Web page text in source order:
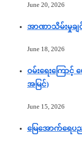
June 20, 2026
အာဏာသိမ်းမှုချ
June 18, 2026
ဝမ်းရေးကြော
အမြင်)
June 15, 2026
မြေအောက်ရေပ